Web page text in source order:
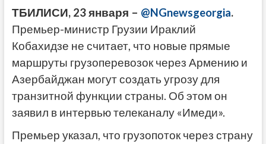
ТБИЛИСИ, 23 января – @NGnewsgeorgia.
Премьер-министр Грузии Ираклий
Кобахидзе не считает, что новые прямые
маршруты грузоперевозок через Армению и
Азербайджан могут создать угрозу для
транзитной функции страны. Об этом он
заявил в интервью телеканалу «Имеди».
Премьер указал, что грузопоток через страну